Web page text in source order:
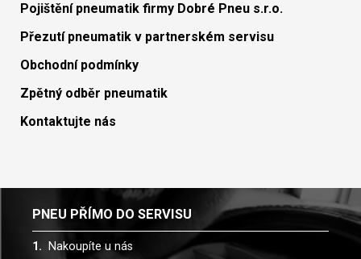
Pojištění pneumatik firmy Dobré Pneu s.r.o.
Přezutí pneumatik v partnerském servisu
Obchodní podmínky
Zpětný odběr pneumatik
Kontaktujte nás
PNEU PŘÍMO DO SERVISU
Nakoupíte u nás